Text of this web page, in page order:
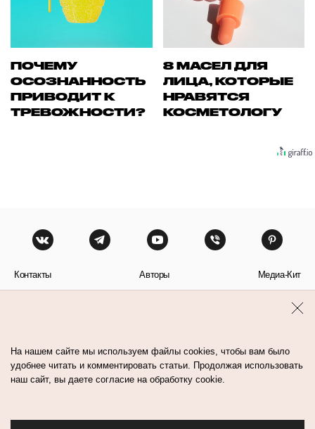
ПОЧЕМУ
ОСОЗНАННОСТЬ
ПРИВОДИТ К
ТРЕВОЖНОСТИ?
8 МАСЕЛ ДЛЯ
ЛИЦА, КОТОРЫЕ
НРАВЯТСЯ
КОСМЕТОЛОГУ
Контакты Авторы Медиа-Кит
На нашем сайте мы используем файлы cookies, чтобы вам было
удобнее читать и комментировать статьи. Продолжая использовать
наш сайт, вы даете согласие на обработку cookie.